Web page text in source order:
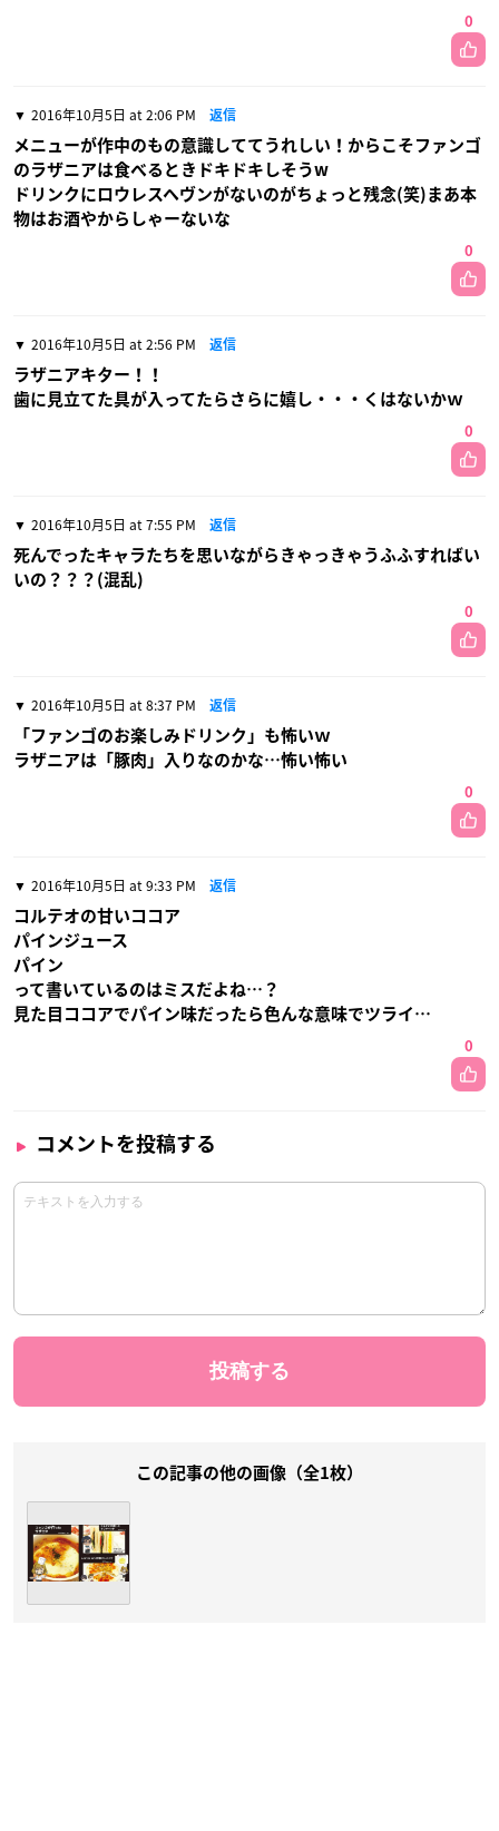
0
2016年10月5日 at 2:06 PM 返信
メニューが作中のもの意識しててうれしい！からこそファンゴ
のラザニアは食べるときドキドキしそうw
ドリンクにロウレスヘヴンがないのがちょっと残念(笑)まあ本
物はお酒やからしゃーないな
0
2016年10月5日 at 2:56 PM 返信
ラザニアキター！！
歯に見立てた具が入ってたらさらに嬉し・・・くはないかｗ
0
2016年10月5日 at 7:55 PM 返信
死んでったキャラたちを思いながらきゃっきゃうふふすればい
いの？？？(混乱)
0
2016年10月5日 at 8:37 PM 返信
「ファンゴのお楽しみドリンク」も怖いｗ
ラザニアは「豚肉」入りなのかな…怖い怖い
0
2016年10月5日 at 9:33 PM 返信
コルテオの甘いココア
パインジュース
パイン
って書いているのはミスだよね…？
見た目ココアでパイン味だったら色んな意味でツライ…
0
コメントを投稿する
この記事の他の画像（全1枚）